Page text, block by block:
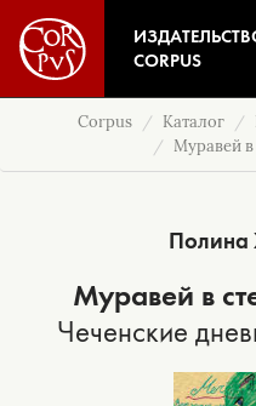
CORPUS
Corpus Каталог
Муравей в
Полина
Муравей в
Чеченские